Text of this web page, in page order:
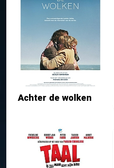
Achter de wolken